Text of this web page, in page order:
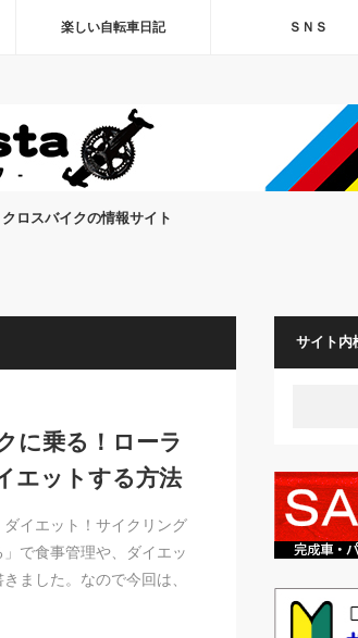
楽しい自転車日記 ＳＮＳ
ロスバイクの情報サイト
に乗る！ローラ
エットする方法
イエット！サイクリング
で食事管理や、ダイエッ
ました。なので今回は、
サイト内